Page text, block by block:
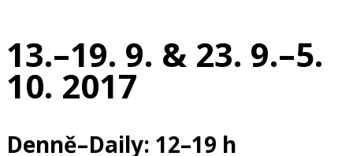
13.–19. 9. & 23. 9.–5.
10. 2017
Denně–Daily: 12–19 h